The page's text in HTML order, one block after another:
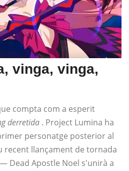
vinga, vinga,
compta com a esperit
derretida . Project Lumina ha
personatge posterior al
recent llançament de tornada
— Dead Apostle Noel s'unirà a